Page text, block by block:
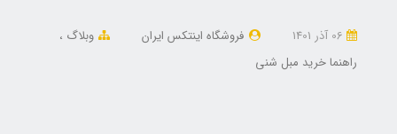
فروشگاه اینتکس ایران
وبلاگ
راهنما خرید مبل شنی